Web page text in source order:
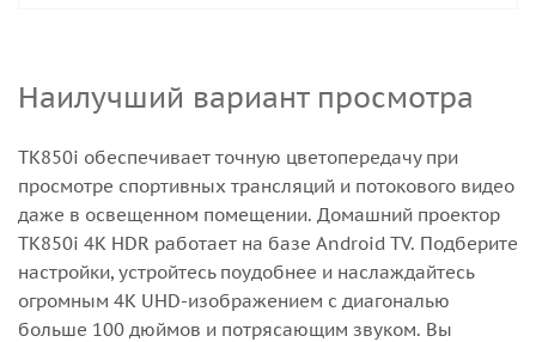
Наилучший вариант просмотра
TK850i обеспечивает точную цветопередачу при
просмотре спортивных трансляций и потокового видео
даже в освещенном помещении. Домашний проектор
TK850i 4K HDR работает на базе Android TV. Подберите
настройки, устройтесь поудобнее и наслаждайтесь
огромным 4K UHD-изображением с диагональю
больше 100 дюймов и потрясающим звуком. Вы